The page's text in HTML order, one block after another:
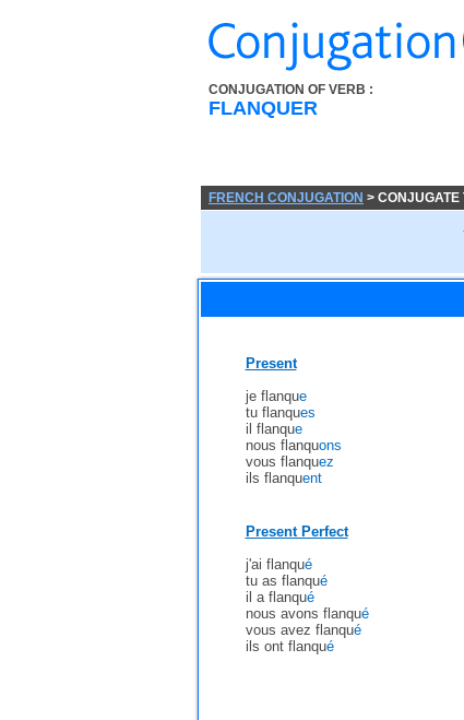
CONJUGATION OF VERB :
FLANQUER
FRENCH CONJUGATION > CONJUGATE
Present
je flanque
tu flanques
il flanque
nous flanquons
vous flanquez
ils flanquent
Present Perfect
j'ai flanqué
tu as flanqué
il a flanqué
nous avons flanqué
vous avez flanqué
ils ont flanqué